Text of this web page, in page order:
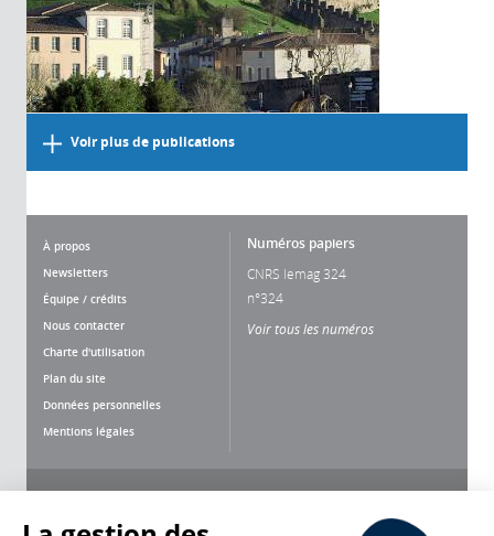
Voir plus de publications
À propos
Newsletters
Équipe / crédits
Nous contacter
Charte d'utilisation
Plan du site
Données personnelles
Mentions légales
Numéros papiers
CNRS lemag 324
n°324
Voir tous les numéros